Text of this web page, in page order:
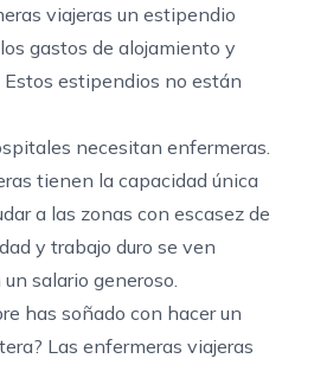
viajeras un estipendio
gastos de alojamiento y
Estos estipendios no están
necesitan enfermeras.
tienen la capacidad única
a las zonas con escasez de
y trabajo duro se ven
salario generoso.
has soñado con hacer un
Las enfermeras viajeras